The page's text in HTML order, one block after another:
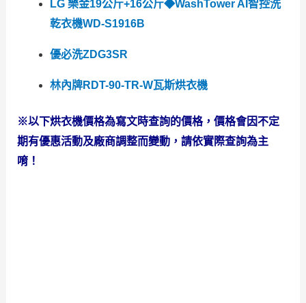
LG 樂金19公斤+16公斤◆WashTower AI智控洗
乾衣機WD-S1916B
優必洗ZDG3SR
林內牌RDT-90-TR-W瓦斯烘衣機
※以下烘衣機價格為寫文時查詢的價格，價格會因不定
期有優惠活動及廠商調整而變動，請依實際查詢為主
唷！